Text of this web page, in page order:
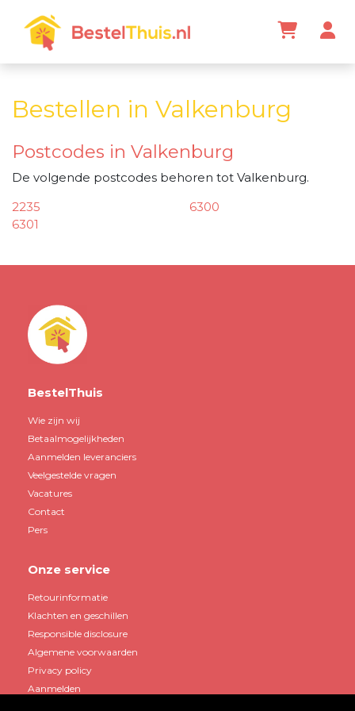
Bestellen in Valkenburg
Postcodes in Valkenburg
De volgende postcodes behoren tot Valkenburg.
2235
6300
6301
BestelThuis
Wie zijn wij
Betaalmogelijkheden
Aanmelden leveranciers
Veelgestelde vragen
Vacatures
Contact
Pers
Onze service
Retourinformatie
Klachten en geschillen
Responsible disclosure
Algemene voorwaarden
Privacy policy
Aanmelden